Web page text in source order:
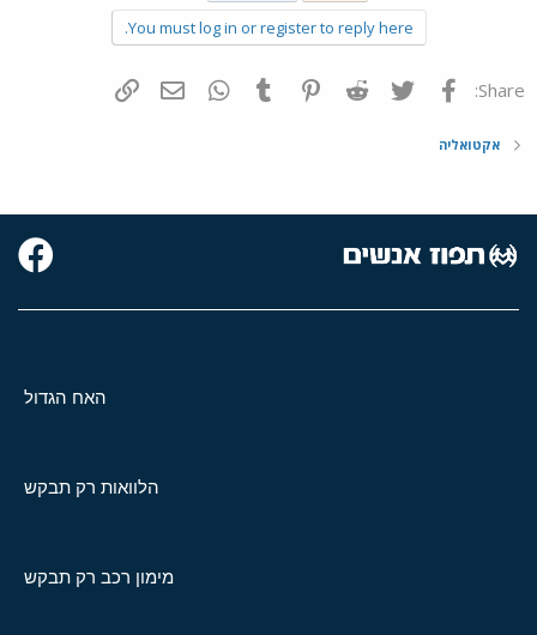
You must log in or register to reply here.
Share: פייסבוק Twitter
Reddit
Pinterest
Tumblr
WhatsAppדואר אלקטרוני
אקטואליה
האח הגדול
הלוואות רק תבקש
מימון רכב רק תבקש